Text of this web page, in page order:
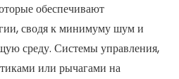
обеспечивают
сводя к минимуму шум и
среду. Системы управления,
или рычагами на